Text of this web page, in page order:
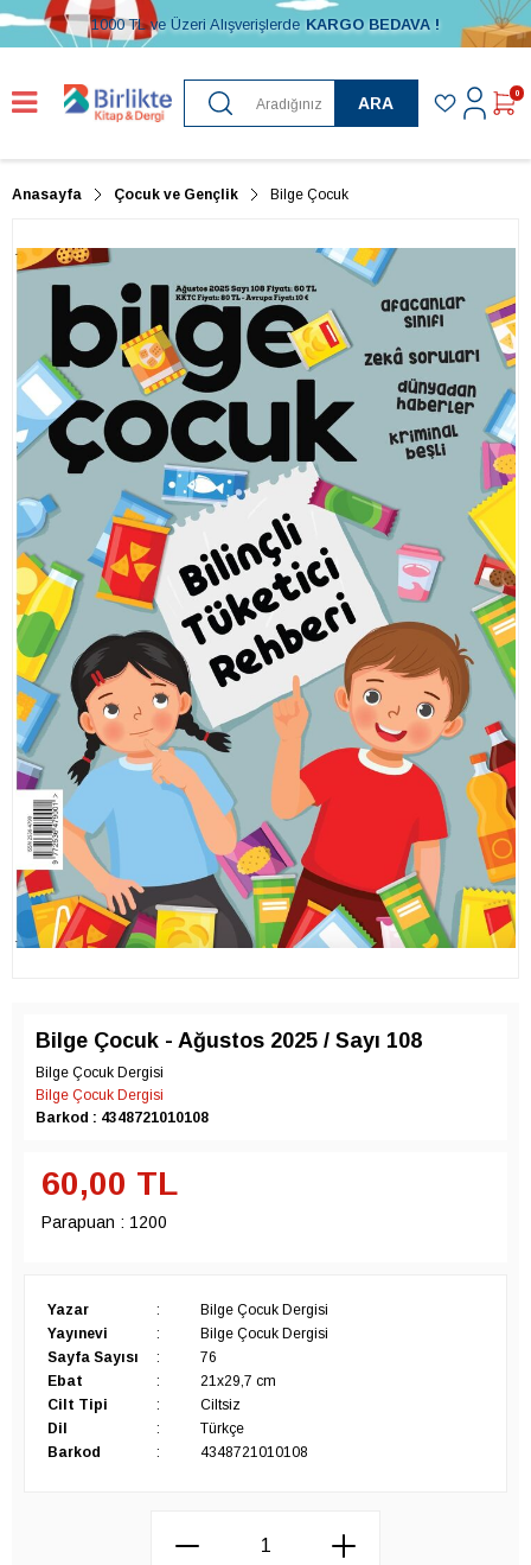
1000 TL ve Üzeri Alışverişlerde KARGO BEDAVA !
ARA
0
Anasayfa Çocuk ve Gençlik Bilge Çocuk
Bilge Çocuk - Ağustos 2025 / Sayı 108
Bilge Çocuk Dergisi
Bilge Çocuk Dergisi
Barkod : 4348721010108
60,00 TL
Parapuan : 1200
Yazar :
Bilge Çocuk Dergisi
Yayınevi
:
Bilge Çocuk Dergisi
Sayfa Sayısı
:
76
Ebat
:
21x29,7 cm
Cilt Tipi
:
Ciltsiz
Dil
:
Türkçe
Barkod
: 4348721010108